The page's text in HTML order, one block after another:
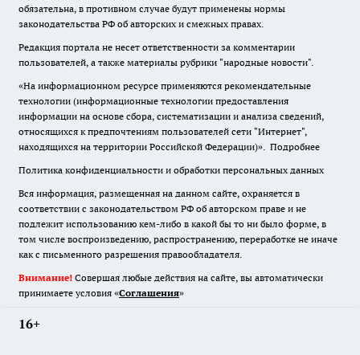
обязательна, в противном случае будут применены нормы
законодательства РФ об авторских и смежных правах.
Редакция портала не несет ответственности за комментарии
пользователей, а также материалы рубрики "народные новости".
«На информационном ресурсе применяются рекомендательные
технологии (информационные технологии предоставления
информации на основе сбора, систематизации и анализа сведений,
относящихся к предпочтениям пользователей сети "Интернет",
находящихся на территории Российской Федерации)». Подробнее
Политика конфиденциальности и обработки персональных данных
Вся информация, размещенная на данном сайте, охраняется в
соответствии с законодательством РФ об авторском праве и не
подлежит использованию кем-либо в какой бы то ни было форме, в
том числе воспроизведению, распространению, переработке не иначе
как с письменного разрешения правообладателя.
Внимание! Совершая любые действия на сайте, вы автоматически
принимаете условия «Cоглашения»
16+